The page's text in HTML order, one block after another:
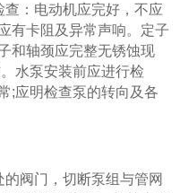
：电动机应完好，不应
有卡阻及异常声响。定子
和轴颈应完整无锈蚀现
水泵安装前应进行检
;应明检查泵的转向及各
阀门，切断泵组与管网